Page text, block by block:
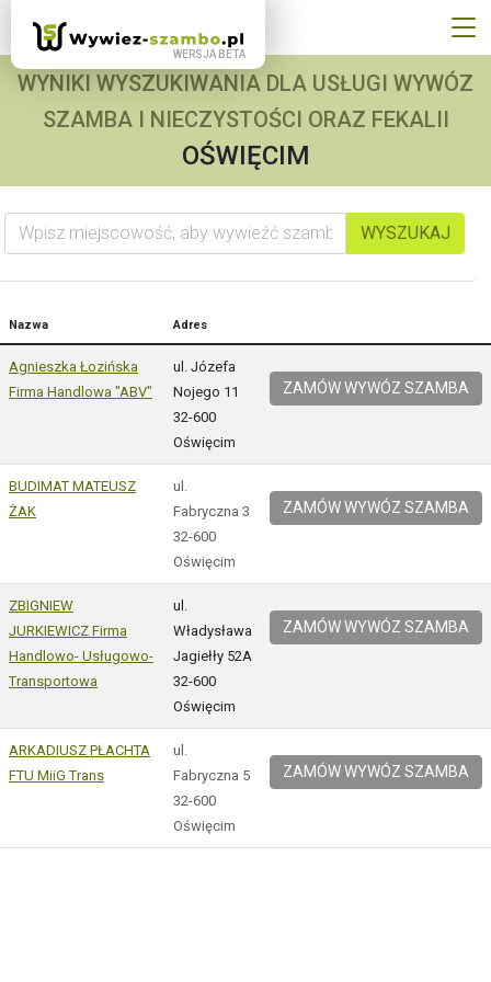
WYNIKI WYSZUKIWANIA DLA USŁUGI WYWÓZ
SZAMBA I NIECZYSTOŚCI ORAZ FEKALII
OŚWIĘCIM
Wpisz miejscowość, aby wywieźć szambo
WYSZUKAJ
Nazwa Adres
Agnieszka Łozińska
Firma Handlowa "ABV"
ul. Józefa
Nojego 11
32-600
Oświęcim
ZAMÓW WYWÓZ SZAMBA
BUDIMAT MATEUSZ
ŻAK
ul.
Fabryczna 3
32-600
Oświęcim
ZAMÓW WYWÓZ SZAMBA
ZBIGNIEW
JURKIEWICZ Firma
Handlowo- Usługowo-
Transportowa
ul.
Władysława
Jagiełły 52A
32-600
Oświęcim
ZAMÓW WYWÓZ SZAMBA
ARKADIUSZ PŁACHTA
FTU MiiG Trans
ul.
Fabryczna 5
32-600
Oświęcim
ZAMÓW WYWÓZ SZAMBA